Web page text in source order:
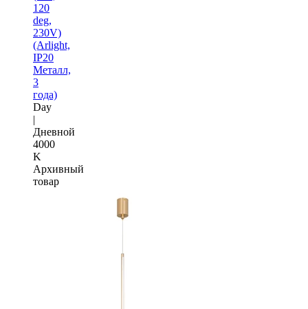
120
deg,
230V)
(Arlight,
IP20
Металл,
3
года)
Day
|
Дневной
4000
K
Архивный
товар